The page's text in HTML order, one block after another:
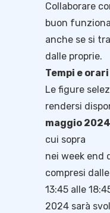
Collaborare
buon
anche se si
dalle proprie.
Tempi e
Le figure
rendersi
maggio 2024
cui sopra
nei week end
compresi
13:45 alle
2024 sarà